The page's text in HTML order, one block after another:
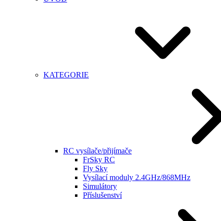
KATEGORIE
RC vysílače/přijímače
FrSky RC
Fly Sky
Vysílací moduly 2.4GHz/868MHz
Simulátory
Příslušenství